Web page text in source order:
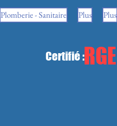
Plomberie - Sanitaire Plus Plus
Certifié :RGE